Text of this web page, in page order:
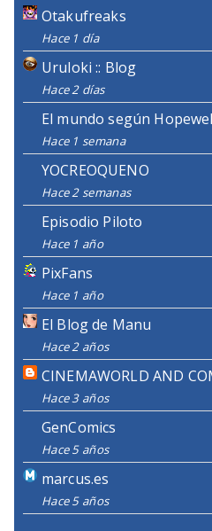
Otakufreaks
Hace 1 día
Uruloki :: Blog
Hace 2 días
El mundo según
Hace 1 semana
YOCREOQUENO
Hace 2 semanas
Episodio Piloto
Hace 1 año
PixFans
Hace 1 año
El Blog de Manu
Hace 2 años
CINEMAWORLD AND
Hace 3 años
GenComics
Hace 5 años
marcus.es
Hace 5 años